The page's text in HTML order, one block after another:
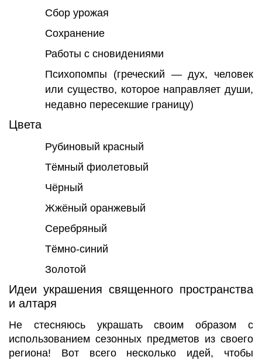
Сбор урожая
Сохранение
Работы с сновидениями
Психопомпы (греческий — дух, человек
или существо, которое направляет души,
недавно пересекшие границу)
Цвета
Рубиновый красный
Тёмный фиолетовый
Чёрный
Жжёный оранжевый
Серебряный
Тёмно-синий
Золотой
Идеи украшения священного пространства
и алтаря
Не стесняюсь украшать своим образом с
использованием сезонных предметов из своего
региона! Вот всего несколько идей, чтобы